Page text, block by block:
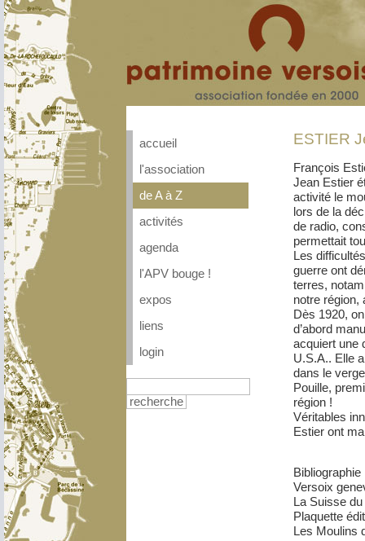
accueil
l'association
de A à Z
activités
agenda
l'APV bouge !
expos
liens
login
recherche
ESTIER
François
Jean Estier
activité le
lors de la
de radio,
permettait
Les
guerre ont
terres,
notre région,
Dès 1920,
d’abord
acquiert une
U.S.A.. Elle
dans le
Pouille,
région !
Véritables
Estier ont
Bibliographie
Versoix
La Suisse
Plaquette
Les Moulins